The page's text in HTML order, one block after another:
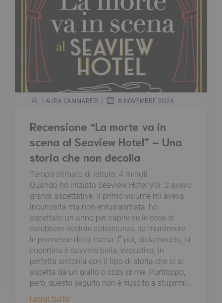
LAURA CAMMARERI | 8 NOVEMBRE 2024
Recensione “La morte va in
scena al Seaview Hotel” – Una
storia che non decolla
Tempo stimato di lettura: 4 minuti
Quando ho iniziato Seaview Hotel Vol. 2 avevo
grandi aspettative. Il primo volume mi aveva
incuriosita ma non entusiasmata, ho
aspettato un anno per capire se le cose si
sarebbero evolute abbastanza da mantenere
le promesse della trama. E poi, diciamocelo, la
copertina è davvero bella, evocativa, in
perfetta sintonia con il tipo di storia che ci si
aspetta da un giallo o cozy crime. Purtroppo,
però, questo seguito non è riuscito a stupirmi...
Leggi tutto